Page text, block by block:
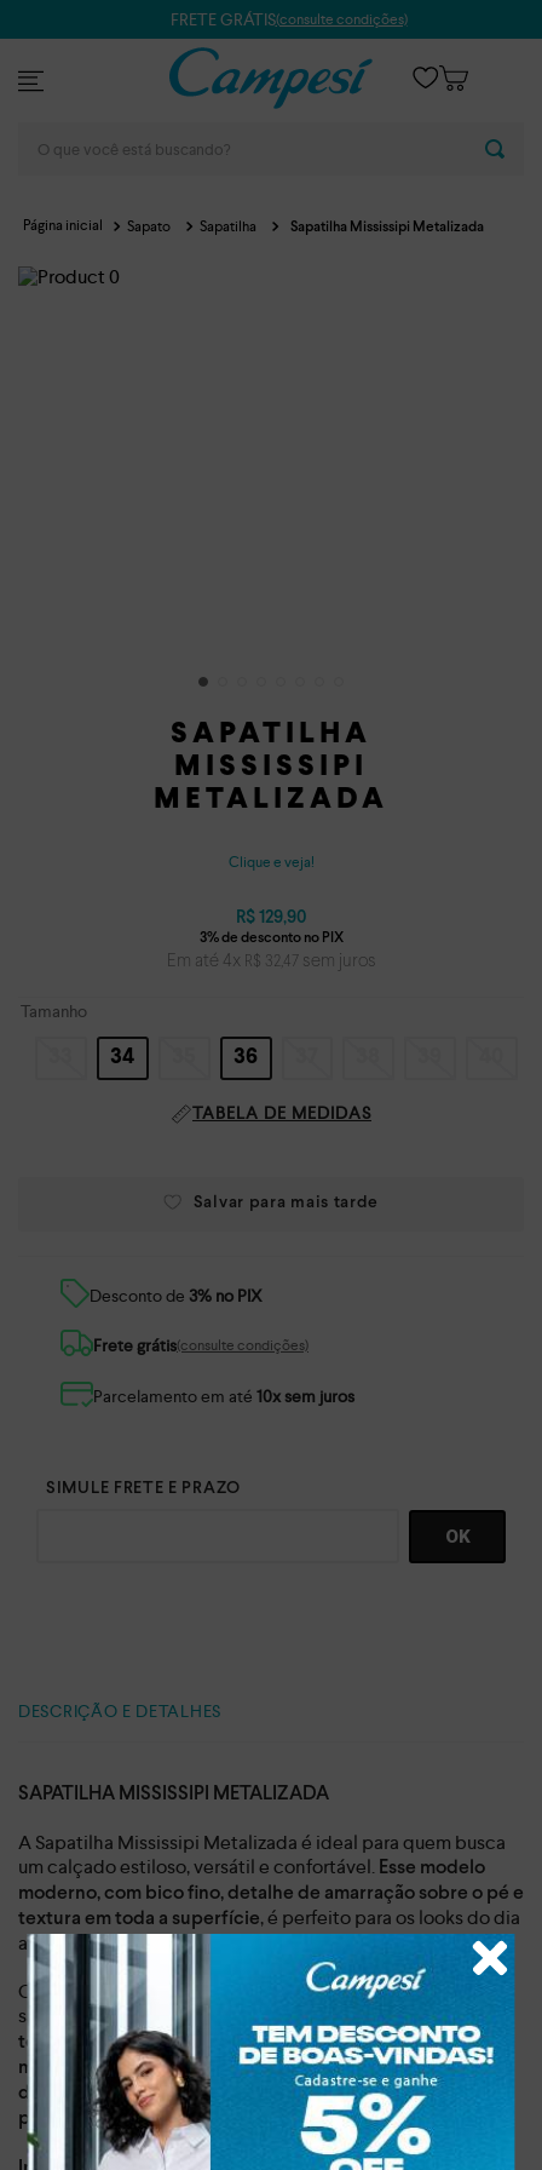
FRETE GRÁTIS(consulte condições)
Sapato Sapatilha Sapatilha Mississipi Metalizada
SAPATILHA
MISSISSIPI
METALIZADA
Clique e veja!
R$ 129,90
Em até 4x R$ 32,47 sem juros
Tamanho
34 36
TABELA DE MEDIDAS
Desconto de 3% no PIX
Frete grátis(consulte condições)
Parcelamento em até 10x sem juros
DESCRIÇÃO E DETALHES
SAPATILHA MISSISSIPI METALIZADA
A Sapatilha Mississipi Metalizada é ideal para quem busca
um calçado estiloso, versátil e confortável. Esse modelo
moderno, com bico fino, detalhe de amarração sobre o pé e
textura em toda a superfície, é perfeito para os looks do dia
a dia e para momentos de lazer.
Confeccionada em material sintético de alta qualidade, a
sapatilha Mississipi garante durabilidade e conforto.
textura em toda a superfície traz um toque de
modernidade e estilo. Já o bico fino traz feminilidade e o
detalhe de amarração sobre o pé permite um ajuste
perfeito, além de um toque de delicadeza aos seus looks.